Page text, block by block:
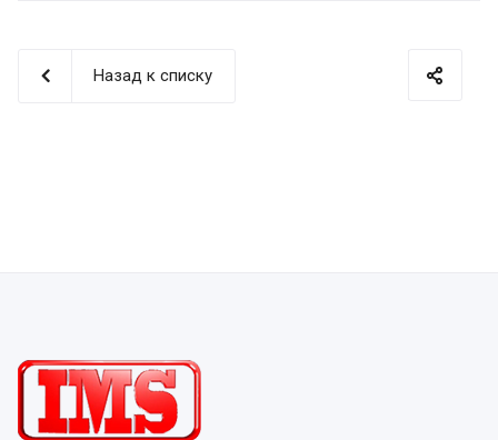
Назад к списку